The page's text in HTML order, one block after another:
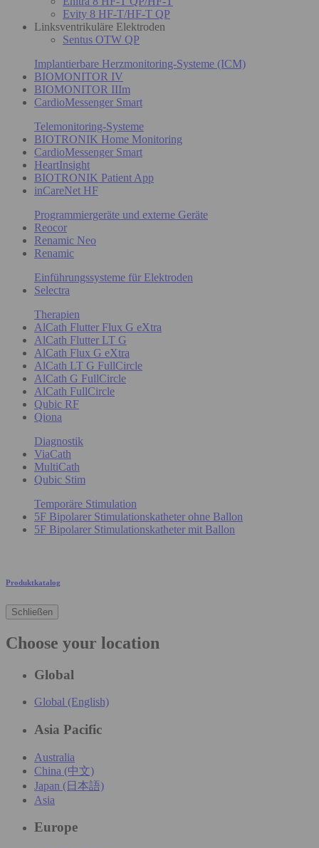
Evity 8 HF-T/HF-T QP
Linksventrikuläre Elektroden
Sentus OTW QP
Implantierbare Herzmonitoring-Systeme (ICM)
BIOMONITOR IV
BIOMONITOR IIIm
CardioMessenger Smart
Telemonitoring-Systeme
BIOTRONIK Home Monitoring
CardioMessenger Smart
HeartInsight
BIOTRONIK Patient App
inCareNet HF
Programmiergeräte und externe Geräte
Reocor
Renamic Neo
Renamic
Einführungssysteme für Elektroden
Selectra
Therapien
AlCath Flutter Flux G eXtra
AlCath Flutter LT G
AlCath Flux G eXtra
AlCath LT G FullCircle
AlCath G FullCircle
AlCath FullCircle
Qubic RF
Qiona
Diagnostik
ViaCath
MultiCath
Qubic Stim
Temporäre Stimulation
5F Bipolarer Stimulationskatheter ohne Ballon
5F Bipolarer Stimulationskatheter mit Ballon
Produktkatalog
Schließen
Choose your location
Global
Global (English)
Asia Pacific
Australia
China (中文)
Japan (日本語)
Asia
Europe